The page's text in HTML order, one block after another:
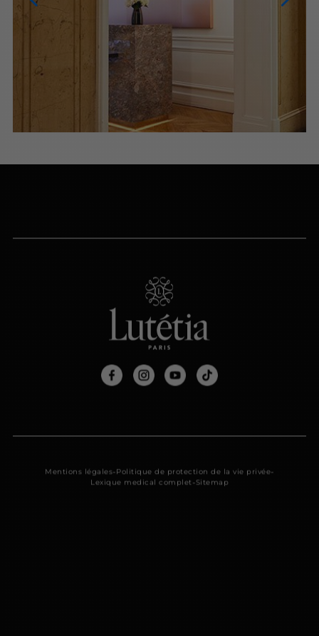
NOUS CONTACTER
NOUS APPELER
du lundi au samedi (9h-20h)
NOUS ÉCRIRE
Via le formulaire de contact
PRENDRE RENDEZ-VOUS
Mentions légales-Politique de protection de la vie privée-
Lexique medical complet -Sitemap